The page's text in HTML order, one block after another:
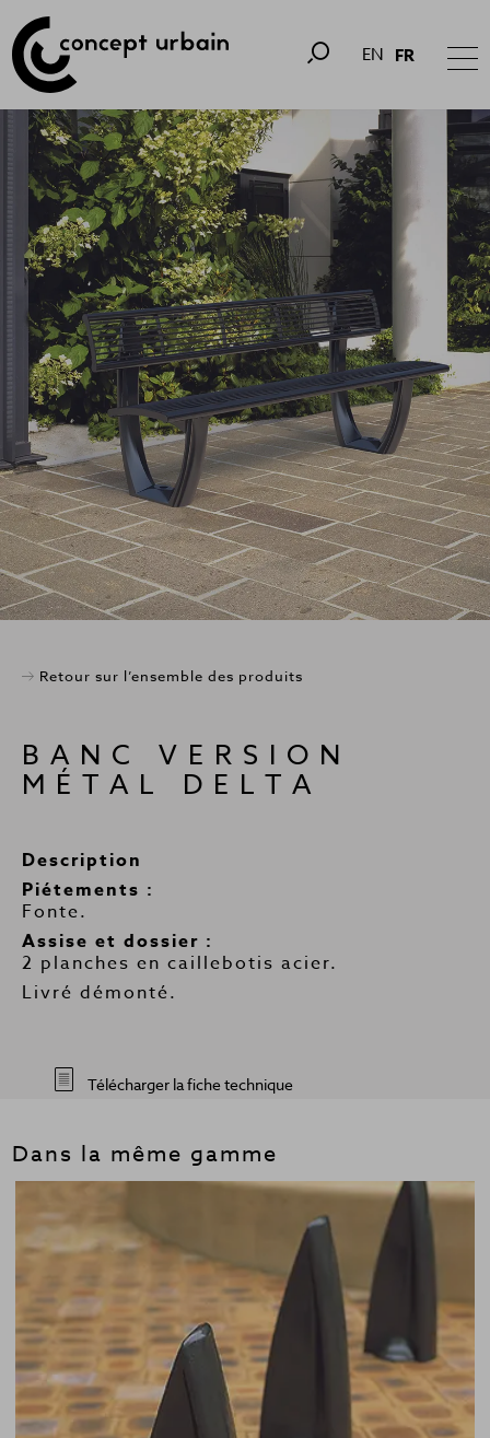
EN FR
Retour sur l’ensemble des produits
Télécharger la fiche technique
BANC VERSION
MÉTAL DELTA
Description
Piétements :
Fonte.
Assise et dossier :
2 planches en caillebotis acier.
Livré démonté.
Dans la même gamme